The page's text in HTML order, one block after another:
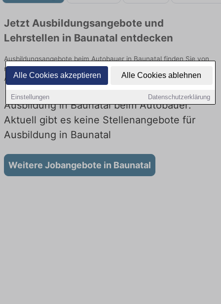
Alle Cookies akzeptieren Alle Cookies ablehnen
Einstellungen Datenschutzerklärung
Jetzt Ausbildungsangebote und
Lehrstellen in Baunatal entdecken
Ausbildungsangebote beim Autobauer in Baunatal finden Sie von
namhaften Firmen. Entdecken Sie freie Optionen von Top-
Arbeitgebern und bewerben Sie sich noch heute.
Ausbildung in Baunatal beim Autobauer:
Aktuell gibt es keine Stellenangebote für
Ausbildung in Baunatal
Weitere Jobangebote in Baunatal